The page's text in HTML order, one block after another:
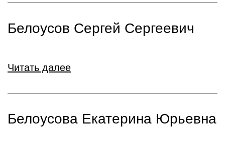
Белоусов Сергей Сергеевич
Читать далее
Белоусова Екатерина Юрьевна